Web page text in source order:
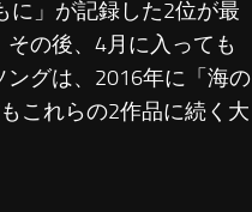
に」が記録した2位が最
の後、4月に入っても
ングは、2016年に「海の
これらの2作品に続く大